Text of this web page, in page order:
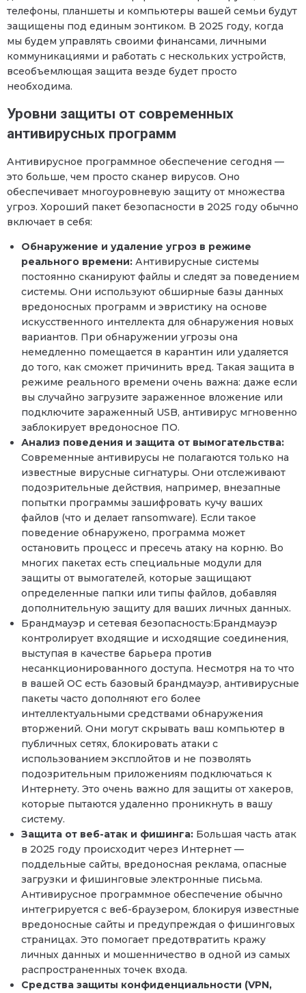
телефоны, планшеты и компьютеры вашей семьи будут
защищены под единым зонтиком. В 2025 году, когда
мы будем управлять своими финансами, личными
коммуникациями и работать с нескольких устройств,
всеобъемлющая защита везде будет просто
необходима.
Уровни защиты от современных
антивирусных программ
Антивирусное программное обеспечение сегодня —
это больше, чем просто сканер вирусов. Оно
обеспечивает многоуровневую защиту от множества
угроз. Хороший пакет безопасности в 2025 году обычно
включает в себя:
Обнаружение и удаление угроз в режиме
реального времени: Антивирусные системы
постоянно сканируют файлы и следят за поведением
системы. Они используют обширные базы данных
вредоносных программ и эвристику на основе
искусственного интеллекта для обнаружения новых
вариантов. При обнаружении угрозы она
немедленно помещается в карантин или удаляется
до того, как сможет причинить вред. Такая защита в
режиме реального времени очень важна: даже если
вы случайно загрузите зараженное вложение или
подключите зараженный USB, антивирус мгновенно
заблокирует вредоносное ПО.
Анализ поведения и защита от вымогательства:
Современные антивирусы не полагаются только на
известные вирусные сигнатуры. Они отслеживают
подозрительные действия, например, внезапные
попытки программы зашифровать кучу ваших
файлов (что и делает ransomware). Если такое
поведение обнаружено, программа может
остановить процесс и пресечь атаку на корню. Во
многих пакетах есть специальные модули для
защиты от вымогателей, которые защищают
определенные папки или типы файлов, добавляя
дополнительную защиту для ваших личных данных.
Брандмауэр и сетевая безопасность:Брандмауэр
контролирует входящие и исходящие соединения,
выступая в качестве барьера против
несанкционированного доступа. Несмотря на то что
в вашей ОС есть базовый брандмауэр, антивирусные
пакеты часто дополняют его более
интеллектуальными средствами обнаружения
вторжений. Они могут скрывать ваш компьютер в
публичных сетях, блокировать атаки с
использованием эксплойтов и не позволять
подозрительным приложениям подключаться к
Интернету. Это очень важно для защиты от хакеров,
которые пытаются удаленно проникнуть в вашу
систему.
Защита от веб-атак и фишинга: Большая часть атак
в 2025 году происходит через Интернет —
поддельные сайты, вредоносная реклама, опасные
загрузки и фишинговые электронные письма.
Антивирусное программное обеспечение обычно
интегрируется с веб-браузером, блокируя известные
вредоносные сайты и предупреждая о фишинговых
страницах. Это помогает предотвратить кражу
личных данных и мошенничество в одной из самых
распространенных точек входа.
Средства защиты конфиденциальности (VPN,